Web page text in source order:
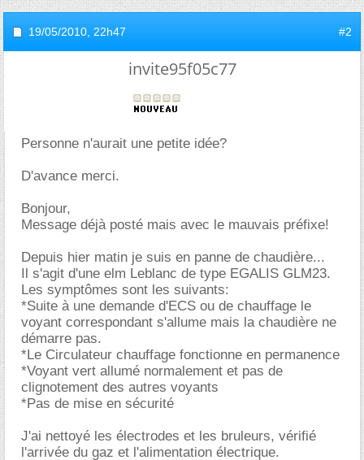
19/05/2010, 22h47 #2
invite95f05c77
Personne n'aurait une petite idée?
D'avance merci.
Bonjour,
Message déjà posté mais avec le mauvais préfixe!
Depuis hier matin je suis en panne de chaudière...
Il s'agit d'une elm Leblanc de type EGALIS GLM23.
Les symptômes sont les suivants:
*Suite à une demande d'ECS ou de chauffage le
voyant correspondant s'allume mais la chaudière ne
démarre pas.
*Le Circulateur chauffage fonctionne en permanence
*Voyant vert allumé normalement et pas de
clignotement des autres voyants
*Pas de mise en sécurité
J'ai nettoyé les électrodes et les bruleurs, vérifié
l'arrivée du gaz et l'alimentation électrique.